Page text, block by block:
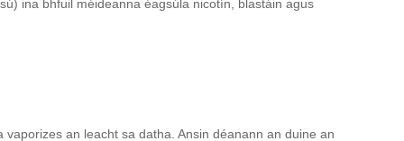
ina bhfuil méideanna éagsúla nicotín, blastáin agus
an leacht sa datha. Ansin déanann an duine an